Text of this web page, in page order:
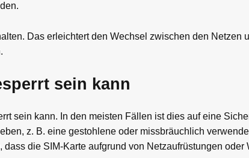
Das erleichtert den Wechsel zwischen den Netzen
sein kann
sein kann. In den meisten Fällen ist dies auf eine
z. B. eine gestohlene oder missbräuchlich
die SIM-Karte aufgrund von Netzaufrüstungen oder